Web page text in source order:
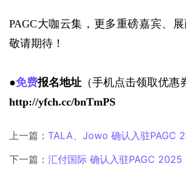
PAGC大咖云集，更多重磅嘉宾、
敬请期待！
●免费报名地址 （手机点击领取优惠
http://yfch.cc/bnTmPS
上一篇： TALA、Jowo 确认入驻PAGC 2025丨第五
下一篇： 汇付国际 确认入驻PAGC 2025丨第五届